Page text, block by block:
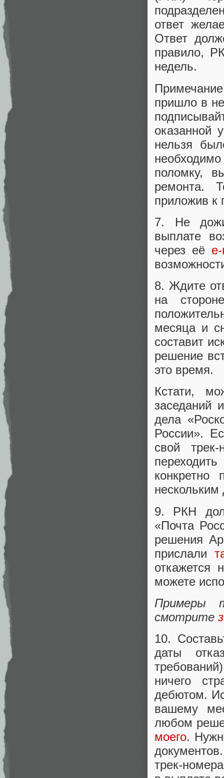
ответ
Ответ
правило,
недель.
пришло в
оказанной
нельзя
поломку,
ремонта.
приложив к
7. Не
выплате
через её
8. Ждите
на
месяца и
составит
решение
это время.
Кстати,
заседаний
дела
России».
свой
нескольким
9. РКН
«Почта
решения
прислали
откажется
можете
Примеры
смотрите
10.
даты
ничего
дебютом.
вашему
любом
моего.
трек-